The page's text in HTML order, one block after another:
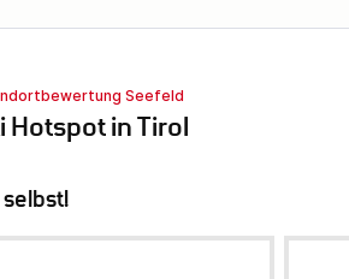
Seefeld
Hotspot in Tirol